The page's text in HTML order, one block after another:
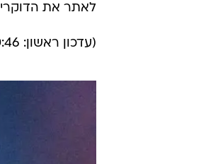
לאתר את
(עדכון ראשון: 20:46)